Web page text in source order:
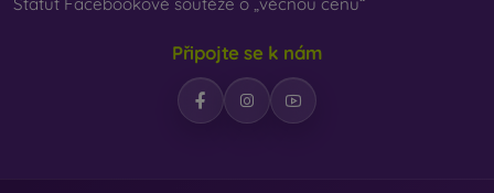
Připojte se k nám